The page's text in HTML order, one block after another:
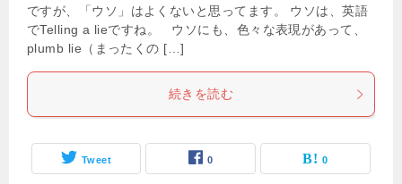
ですが、「ウソ」はよくないと思ってます。 ウソは、英語
でTelling a lieですね。 ウソにも、色々な表現があって、
plumb lie（まったくの […]
続きを読む
Tweet 0 0